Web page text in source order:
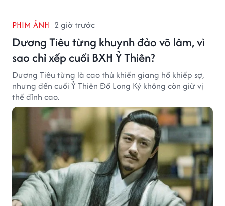
PHIM ẢNH 2 giờ trước
Dương Tiêu từng khuynh đảo võ lâm, vì
sao chỉ xếp cuối BXH Ỷ Thiên?
Dương Tiêu từng là cao thủ khiến giang hồ khiếp sợ,
nhưng đến cuối Ỷ Thiên Đồ Long Ký không còn giữ vị
thế đỉnh cao.